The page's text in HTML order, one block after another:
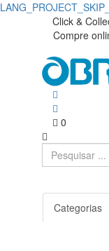
Obras360
Obras360
Materiais
Construção
Click &
Compre
0
Categorias